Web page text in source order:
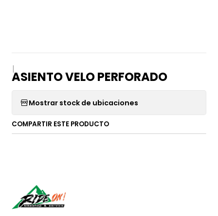
|
ASIENTO VELO PERFORADO
Mostrar stock de ubicaciones
COMPARTIR ESTE PRODUCTO